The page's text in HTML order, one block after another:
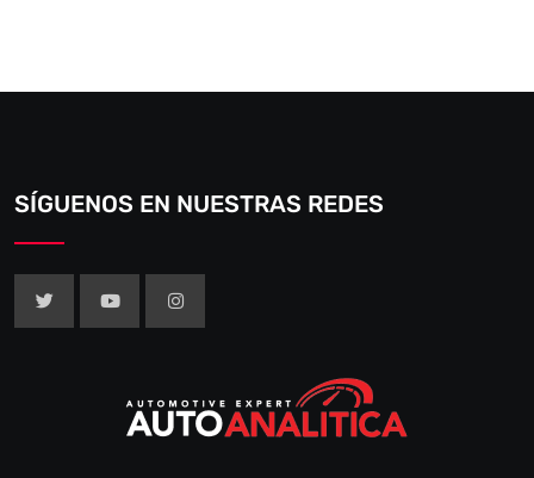
SÍGUENOS EN NUESTRAS REDES